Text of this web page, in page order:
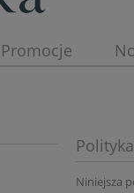
Promocje
Niniejsza